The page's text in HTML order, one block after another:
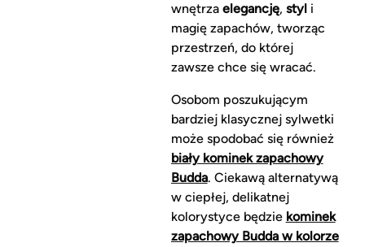
wnętrza elegancję, styl i
magię zapachów, tworząc
przestrzeń, do której
zawsze chce się wracać.
Osobom poszukującym
bardziej klasycznej sylwetki
może spodobać się również
biały kominek zapachowy
Budda. Ciekawą alternatywą
w ciepłej, delikatnej
kolorystyce będzie kominek
zapachowy Budda w kolorze